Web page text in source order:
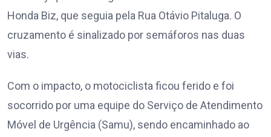
Honda Biz, que seguia pela Rua Otávio Pitaluga. O
cruzamento é sinalizado por semáforos nas duas
vias.
Com o impacto, o motociclista ficou ferido e foi
socorrido por uma equipe do Serviço de Atendimento
Móvel de Urgência (Samu), sendo encaminhado ao